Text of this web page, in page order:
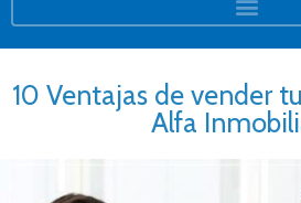
10 Ventajas de vender
Alfa